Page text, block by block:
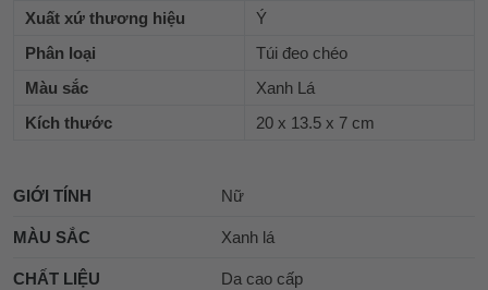
Xuất xứ thương hiệu
Ý
Phân loại
Túi đeo chéo
Màu sắc
Xanh Lá
Kích thước
20 x 13.5 x 7 cm
GIỚI TÍNH Nữ
MÀU SẮC Xanh lá
CHẤT LIỆU Da cao cấp